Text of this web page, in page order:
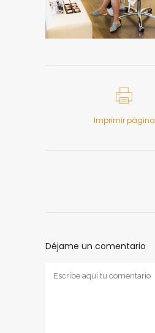
Imprimir página
Déjame un comentario